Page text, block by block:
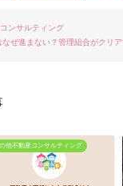
ンサルティング
ぜ進まない？管理組合がクリ
他不動産コンサルティング